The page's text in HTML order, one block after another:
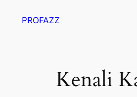
PROFAZZ
Kenali